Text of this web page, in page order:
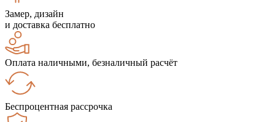
Замер, дизайн
и доставка бесплатно
Оплата наличными, безналичный расчёт
Беспроцентная рассрочка